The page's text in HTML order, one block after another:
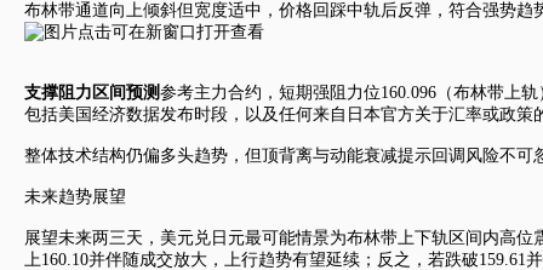
布林带通道向上倾斜但宽度适中，价格回踩中轨后反弹，符合强势
支撑阻力区间预测参考主力合约，短期强阻力位160.096（布林带上
包括美国经济数据发布时段，以及任何来自日本官方关于汇率或政策
整体技术结构仍偏多头趋势，但顶背离与动能衰减提示回调风险不
未来趋势展望
展望未来两三天， 美元兑日元最可能情景为布林带上下轨区间内高位
上160.10并伴随成交放大，上行趋势有望延续；反之，若跌破159.61